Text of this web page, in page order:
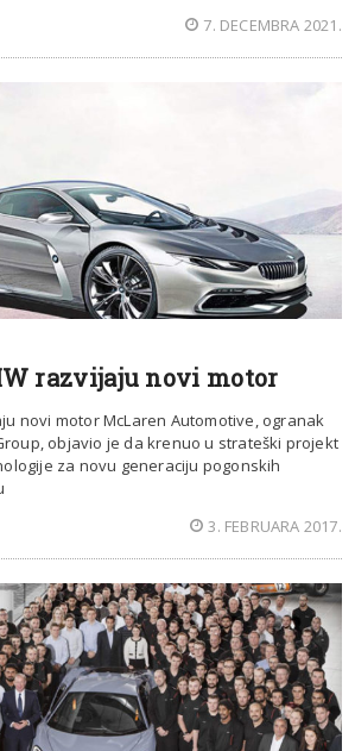
7. DECEMBRA 2021.
razvijaju novi motor
novi motor McLaren Automotive, ogranak
objavio je da krenuo u strateški projekt
za novu generaciju pogonskih
3. FEBRUARA 2017.